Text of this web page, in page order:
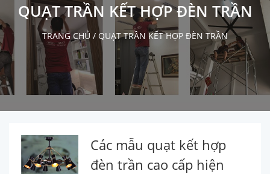
QUẠT TRẦN KẾT HỢP ĐÈN TRẦN
TRANG CHỦ / QUẠT TRẦN KẾT HỢP ĐÈN TRẦN
Các mẫu quạt kết hợp
đèn trần cao cấp hiện